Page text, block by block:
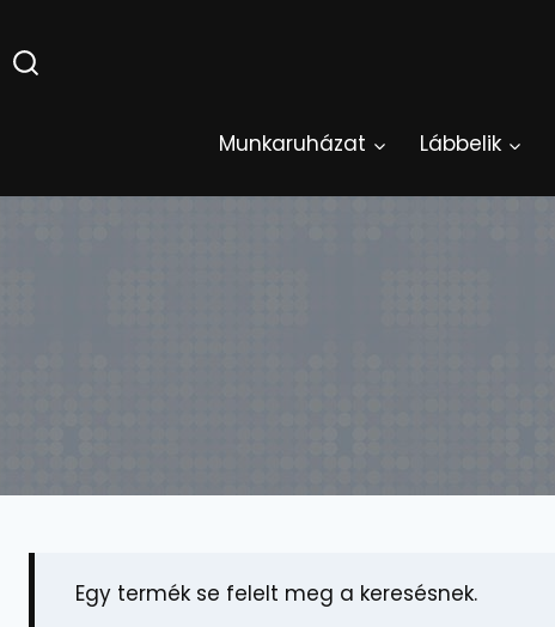
to
content
Munkaruházat Lábbelik
Egy termék se felelt meg a keresésnek.